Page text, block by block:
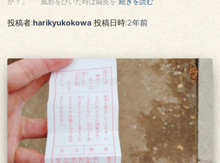
投稿者:harikyukokowa 投稿日時:2年前